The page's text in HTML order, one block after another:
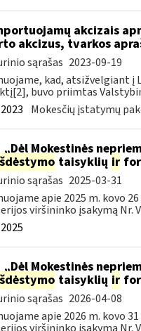
akcizais
akcizus, tvarkos
sąrašas 2023-09-19
kad, atsižvelgiant į
buvo priimtas
2023 Mokesčių įstatymų
„Dėl Mokestinės
taisyklių ir
sąrašas 2025-03-31
apie 2025 m. kovo
viršininko įsakymą Nr.
2025
„Dėl Mokestinės
taisyklių ir
sąrašas 2026-04-08
apie 2026 m. kovo